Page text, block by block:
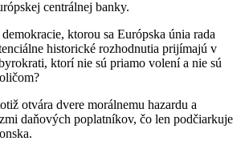
centrálnej banky.
ktorou sa Európska únia rada
historické rozhodnutia prijímajú v
ktorí nie sú priamo volení a nie sú
otvára dvere morálnemu hazardu a
daňových poplatníkov, čo len podčiarkuje